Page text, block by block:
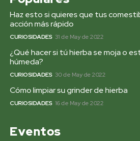
Haz esto si quieres que tus
acción más rápido
CURIOSIDADES 31 de May de 2022
¿Qué hacer si tú hierba se moja o
húmeda?
CURIOSIDADES 30 de May de 2022
Cómo limpiar su grinder de hierba
CURIOSIDADES 16 de May de 2022
Eventos